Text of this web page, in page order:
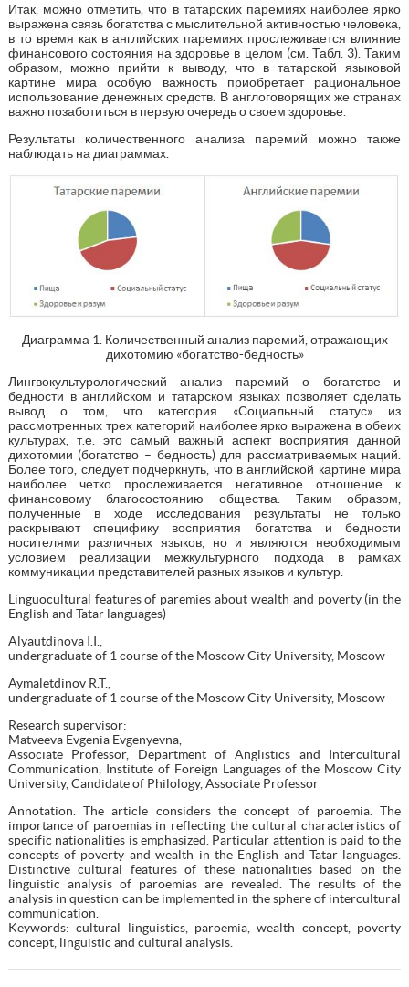
Итак, можно отметить, что в татарских паремиях наиболее ярко
выражена связь богатства с мыслительной активностью человека,
в то время как в английских паремиях прослеживается влияние
финансового состояния на здоровье в целом (см. Табл. 3). Таким
образом, можно прийти к выводу, что в татарской языковой
картине мира особую важность приобретает рациональное
использование денежных средств. В англоговорящих же странах
важно позаботиться в первую очередь о своем здоровье.
Результаты количественного анализа паремий можно также
наблюдать на диаграммах.
Диаграмма 1. Количественный анализ паремий, отражающих
дихотомию «богатство-бедность»
Лингвокультурологический анализ паремий о богатстве и
бедности в английском и татарском языках позволяет сделать
вывод о том, что категория «Социальный статус» из
рассмотренных трех категорий наиболее ярко выражена в обеих
культурах, т.е. это самый важный аспект восприятия данной
дихотомии (богатство – бедность) для рассматриваемых наций.
Более того, следует подчеркнуть, что в английской картине мира
наиболее четко прослеживается негативное отношение к
финансовому благосостоянию общества. Таким образом,
полученные в ходе исследования результаты не только
раскрывают специфику восприятия богатства и бедности
носителями различных языков, но и являются необходимым
условием реализации межкультурного подхода в рамках
коммуникации представителей разных языков и культур.
Linguocultural features of paremies about wealth and poverty (in the
English and Tatar languages)
Alyautdinova I.I.,
undergraduate of 1 course of the Moscow City University, Moscow
Aymaletdinov R.T.,
undergraduate of 1 course of the Moscow City University, Moscow
Research supervisor:
Matveeva Evgenia Evgenyevna,
Associate Professor, Department of Anglistics and Intercultural
Communication, Institute of Foreign Languages of the Moscow City
University, Candidate of Philology, Associate Professor
Annotation. The article considers the concept of paroemia. The
importance of paroemias in reflecting the cultural characteristics of
specific nationalities is emphasized. Particular attention is paid to the
concepts of poverty and wealth in the English and Tatar languages.
Distinctive cultural features of these nationalities based on the
linguistic analysis of paroemias are revealed. The results of the
analysis in question can be implemented in the sphere of intercultural
communication.
Keywords: cultural linguistics, paroemia, wealth concept, poverty
concept, linguistic and cultural analysis.